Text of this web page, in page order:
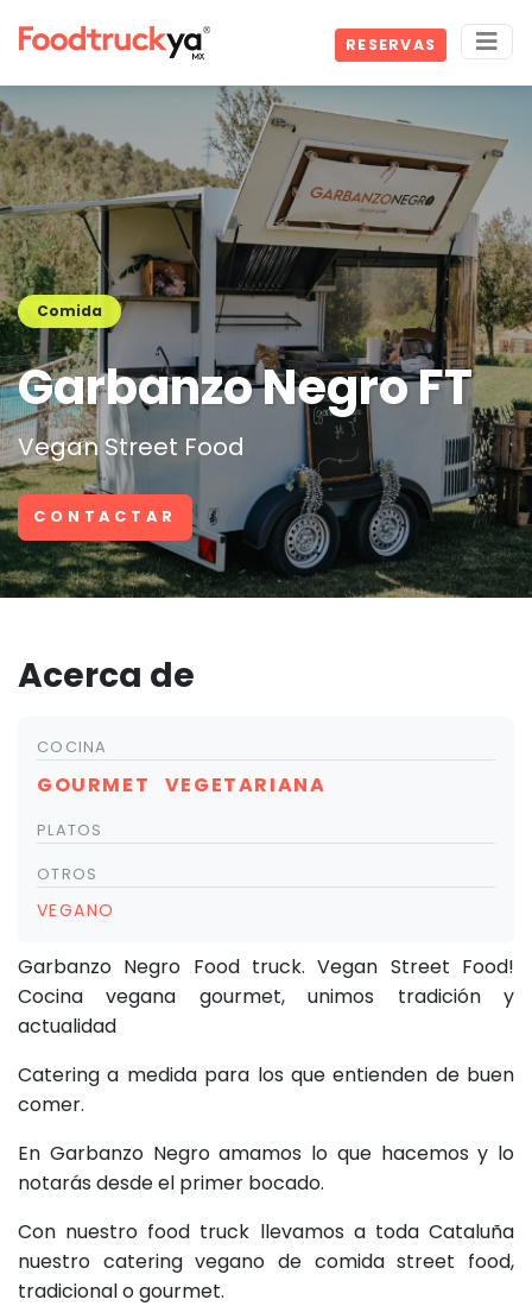
RESERVAS
Comida
Garbanzo Negro FT
Vegan Street Food
CONTACTAR
Acerca de
COCINA
GOURMET VEGETARIANA
PLATOS
OTROS
VEGANO
Garbanzo Negro Food truck. Vegan Street Food!
Cocina vegana gourmet, unimos tradición y
actualidad
Catering a medida para los que entienden de buen
comer.
En Garbanzo Negro amamos lo que hacemos y lo
notarás desde el primer bocado.
Con nuestro food truck llevamos a toda Cataluña
nuestro catering vegano de comida street food,
tradicional o gourmet.